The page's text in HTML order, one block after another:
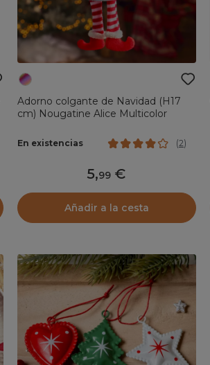
Adorno colgante de Navidad (H17
cm) Nougatine Alice Multicolor
En existencias (2)
5,99
Añadir a la cesta